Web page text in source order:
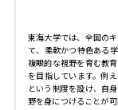
東海大学では、全国の
て、柔軟かつ特色ある
複眼的な視野を育む教
を目指しています。例
という制度を設け、自
野を身につけることが